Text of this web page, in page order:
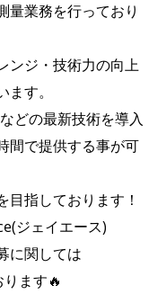
量業務を行っており
ンジ・技術力の向上
す。
どの最新技術を導入
間で提供する事が可
指しております！
ジェイエース)
に関しては
ます🔥